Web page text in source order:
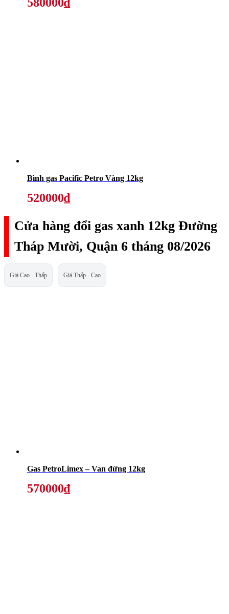
Bình gas Pacific Petro Vàng 12kg
520000₫
Cửa hàng đổi gas xanh 12kg Đường
Tháp Mười, Quận 6 tháng 08/2026
Giá Cao - Thấp Giá Thấp - Cao
Gas PetroLimex – Van đứng 12kg
570000₫